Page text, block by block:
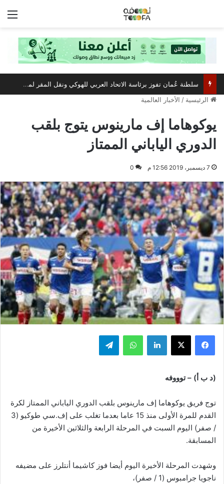
سلطنة عُمان تفوز برئاسة الاتحاد العربي للهوكي ونقل المقر لمسقط
الرئيسية / الأخبار العالمية
يوكوهاما إف مارينوس يتوج بلقب
الدوري الياباني الممتاز
7 ديسمبر، 2019 12:56 م 0
فيسبوك ‫X لينكدإن واتساب تيلقرام
(د ب أ) – توووفه
توج فريق يوكوهاما إف مارينوس بلقب الدوري الياباني الممتاز لكرة
القدم للمرة الأولى منذ 15 عاما بعدما تغلب على إف.سي طوكيو (3
/ صفر) اليوم السبت في المرحلة الرابعة والثلاثين الأخيرة من
المسابقة.
وشهدت المرحلة الأخيرة اليوم أيضا فوز كاشيما أنتلرز على مضيفه
ناجويا جرامبوس (1 / صفر)،